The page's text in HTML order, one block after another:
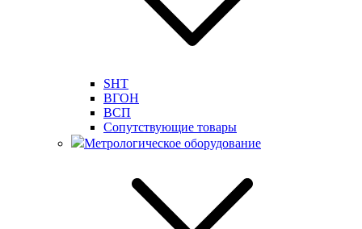
SHT
ВГОН
ВСП
Сопутствующие товары
Метрологическое оборудование